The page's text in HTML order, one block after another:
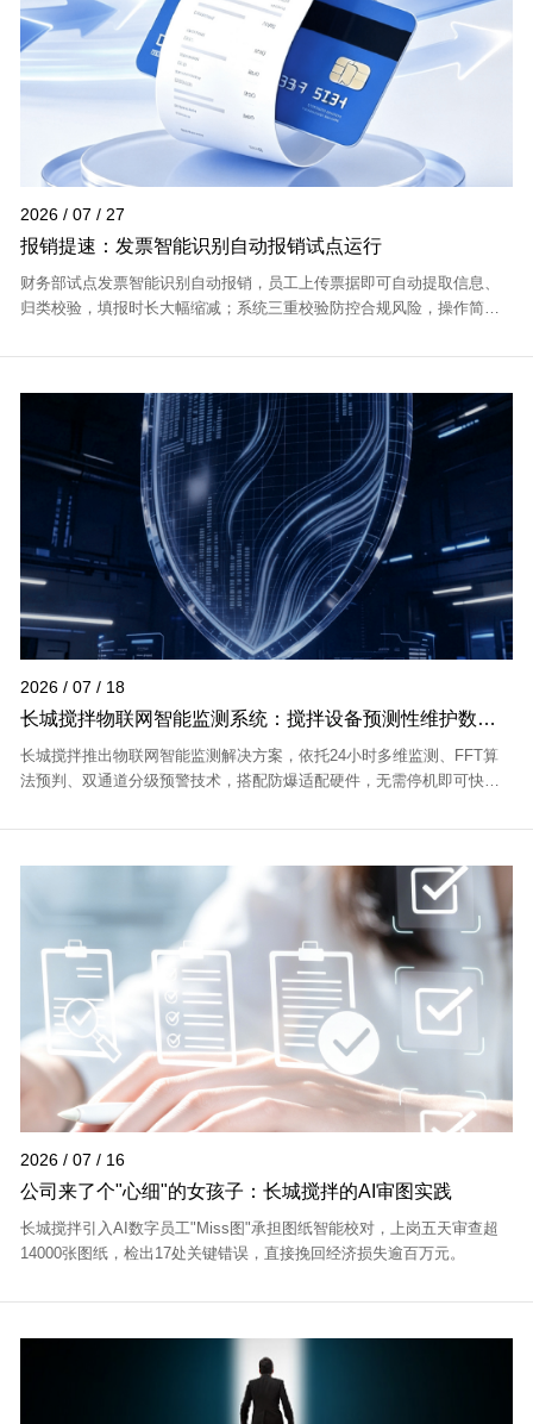
2026 / 07 / 27
报销提速：发票智能识别自动报销试点运行
财务部试点发票智能识别自动报销，员工上传票据即可自动提取信息、
归类校验，填报时长大幅缩减；系统三重校验防控合规风险，操作简
2026 / 07 / 18
长城搅拌物联网智能监测系统：搅拌设备预测性维护数字
化解决方案
长城搅拌推出物联网智能监测解决方案，依托24小时多维监测、FFT算
法预判、双通道分级预警技术，搭配防爆适配硬件，无需停机即可快速
周期数字化运维...
2026 / 07 / 16
公司来了个"心细"的女孩子：长城搅拌的AI审图实践
长城搅拌引入AI数字员工"Miss图"承担图纸智能校对，上岗五天审查超
14000张图纸，检出17处关键错误，直接挽回经济损失逾百万元。